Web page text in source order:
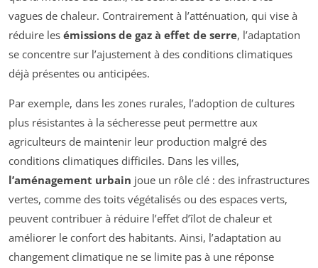
vagues de chaleur. Contrairement à l’atténuation, qui vise à
réduire les émissions de gaz à effet de serre, l’adaptation
se concentre sur l’ajustement à des conditions climatiques
déjà présentes ou anticipées.
Par exemple, dans les zones rurales, l’adoption de cultures
plus résistantes à la sécheresse peut permettre aux
agriculteurs de maintenir leur production malgré des
conditions climatiques difficiles. Dans les villes,
l’aménagement urbain joue un rôle clé : des infrastructures
vertes, comme des toits végétalisés ou des espaces verts,
peuvent contribuer à réduire l’effet d’îlot de chaleur et
améliorer le confort des habitants. Ainsi, l’adaptation au
changement climatique ne se limite pas à une réponse